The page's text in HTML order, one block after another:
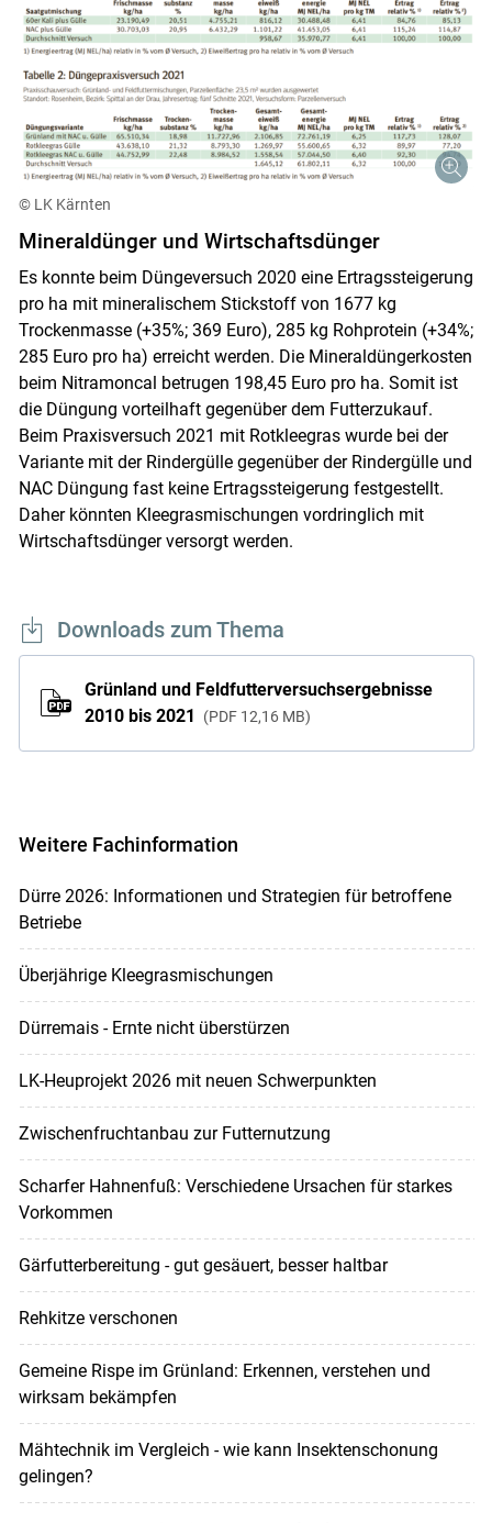
© LK Kärnten
Mineraldünger und Wirtschaftsdünger
Es konnte beim Düngeversuch 2020 eine Ertragssteigerung
pro ha mit mineralischem Stickstoff von 1677 kg
Trockenmasse (+35%; 369 Euro), 285 kg Rohprotein (+34%;
285 Euro pro ha) erreicht werden. Die Mineraldüngerkosten
beim Nitramoncal betrugen 198,45 Euro pro ha. Somit ist
die Düngung vorteilhaft gegenüber dem Futterzukauf.
Beim Praxisversuch 2021 mit Rotkleegras wurde bei der
Variante mit der Rindergülle gegenüber der Rindergülle und
NAC Düngung fast keine Ertragssteigerung festgestellt.
Daher könnten Kleegrasmischungen vordringlich mit
Wirtschaftsdünger versorgt werden.
Downloads zum Thema
Grünland und Feldfutterversuchsergebnisse
2010 bis 2021
PDF 12,16 MB
Weitere Fachinformation
Dürre 2026: Informationen und Strategien für betroffene
Betriebe
Überjährige Kleegrasmischungen
Dürremais - Ernte nicht überstürzen
LK-Heuprojekt 2026 mit neuen Schwerpunkten
Zwischenfruchtanbau zur Futternutzung
Scharfer Hahnenfuß: Verschiedene Ursachen für starkes
Vorkommen
Gärfutterbereitung - gut gesäuert, besser haltbar
Rehkitze verschonen
Gemeine Rispe im Grünland: Erkennen, verstehen und
wirksam bekämpfen
Mähtechnik im Vergleich - wie kann Insektenschonung
gelingen?